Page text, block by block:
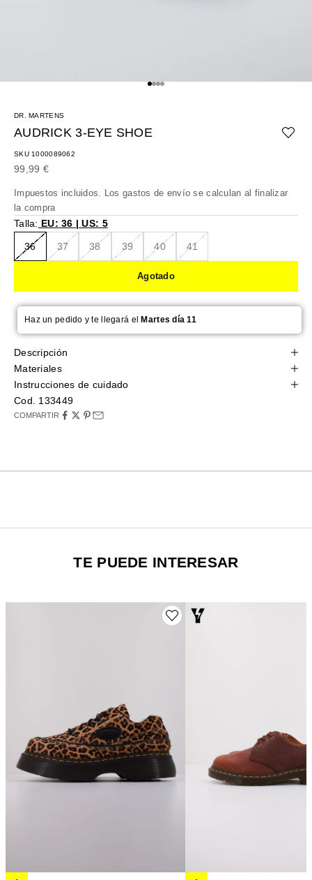
Ir al artículo 1
Ir al artículo 2
Ir al artículo 3
Ir al artículo 4
DR. MARTENS
AUDRICK 3-EYE SHOE
SKU 1000089062
Precio de oferta
99,99 €
Impuestos incluidos. Los gastos de envío se calculan al finalizar
la compra
Talla: EU: 36 | US: 5
36 37 38 39 40 41
Agotado
Haz un pedido y te llegará elMartes día 11
Descripción
Materiales
Instrucciones de cuidado
Cod. 133449
COMPARTIR
TE PUEDE INTERESAR